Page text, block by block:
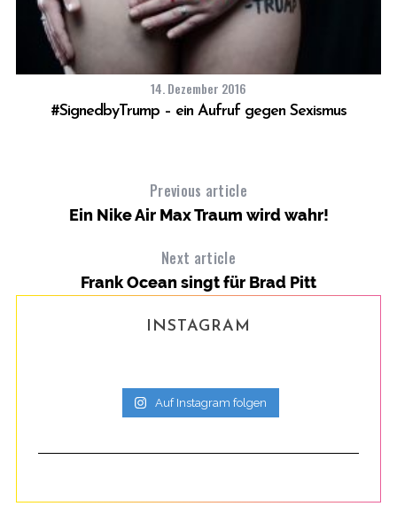
14. Dezember 2016
#SignedbyTrump – ein Aufruf gegen Sexismus
Previous article
Ein Nike Air Max Traum wird wahr!
Next article
Frank Ocean singt für Brad Pitt
INSTAGRAM
Auf Instagram folgen
c
h
f
o
: